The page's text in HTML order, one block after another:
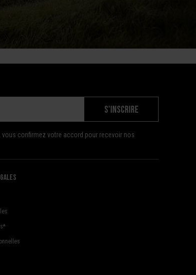
S'INSCRIRE
confirmez votre accord pour recevoir nos